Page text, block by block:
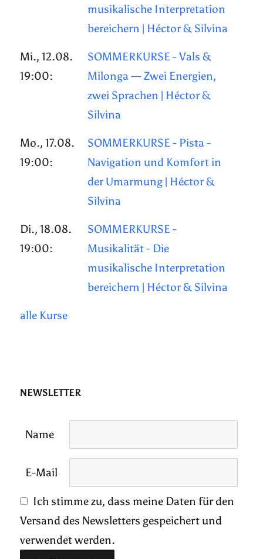
musikalische Interpretation
bereichern | Héctor & Silvina
Mi., 12.08.
19:00:
SOMMERKURSE - Vals &
Milonga — Zwei Energien,
zwei Sprachen | Héctor &
Silvina
Mo., 17.08.
19:00:
SOMMERKURSE - Pista -
Navigation und Komfort in
der Umarmung | Héctor &
Silvina
Di., 18.08.
19:00:
SOMMERKURSE -
Musikalität - Die
musikalische Interpretation
bereichern | Héctor & Silvina
alle Kurse
NEWSLETTER
Name
E-Mail
Ich stimme zu, dass meine Daten für den
Versand des Newsletters gespeichert und
verwendet werden.